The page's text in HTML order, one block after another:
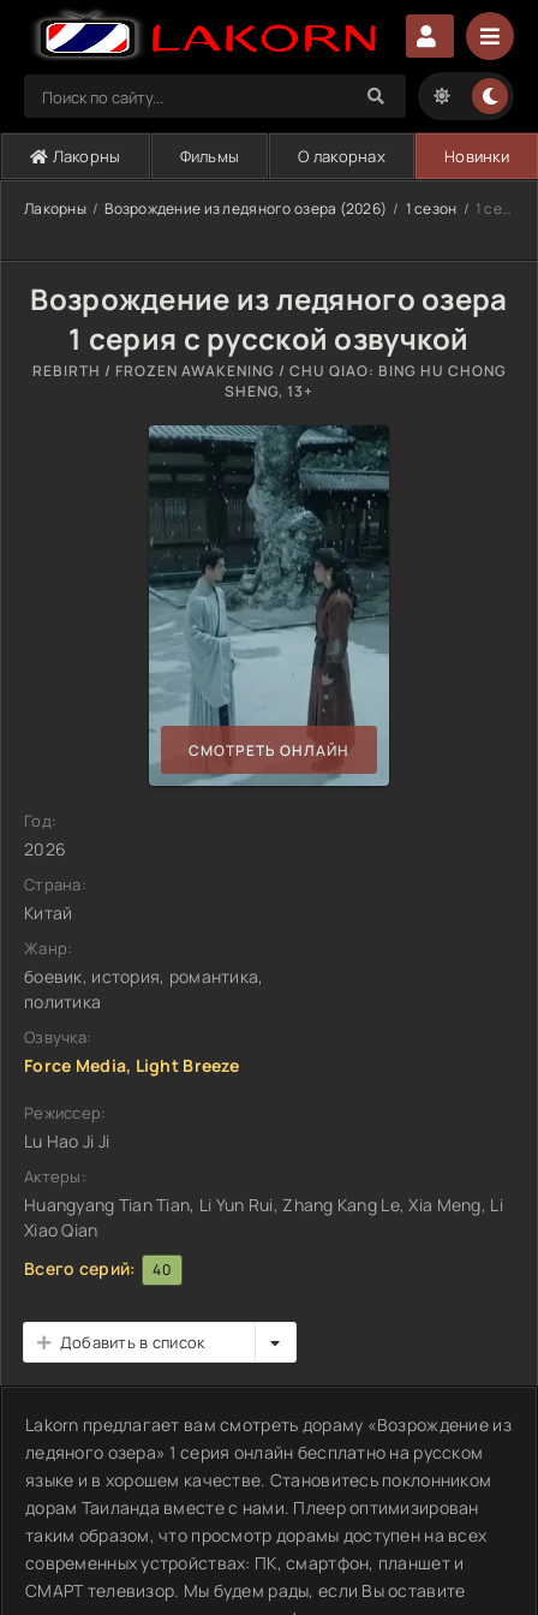
Лакорны Фильмы О лакорнах Новинки
Лакорны Возрождение из ледяного озера (2026) 1 сезон 1 серия
Возрождение из ледяного озера
1 серия с русской озвучкой
REBIRTH / FROZEN AWAKENING / CHU QIAO: BING HU CHONG
SHENG, 13+
СМОТРЕТЬ ОНЛАЙН
Год:
2026
Страна:
Китай
Жанр:
боевик, история, романтика,
политика
Озвучка:
Force Media, Light Breeze
Режиссер:
Lu Hao Ji Ji
Актеры:
Huangyang Tian Tian, Li Yun Rui, Zhang Kang Le, Xia Meng, Li
Xiao Qian
Всего серий:
40
Добавить в список
Lakorn предлагает вам смотреть дораму «Возрождение из
ледяного озера» 1 серия онлайн бесплатно на русском
языке и в хорошем качестве. Становитесь поклонником
дорам Таиланда вместе с нами. Плеер оптимизирован
таким образом, что просмотр дорамы доступен на всех
современных устройствах: ПК, смартфон, планшет и
СМАРТ телевизор. Мы будем рады, если Вы оставите